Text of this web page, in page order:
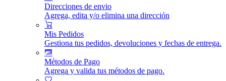
Direcciones de envio
Agrega, edita y/o elimina una dirección
Mis Pedidos
Gestiona tus pedidos, devoluciones y fechas de entrega.
Métodos de Pago
Agrega y valida tus métodos de pago.